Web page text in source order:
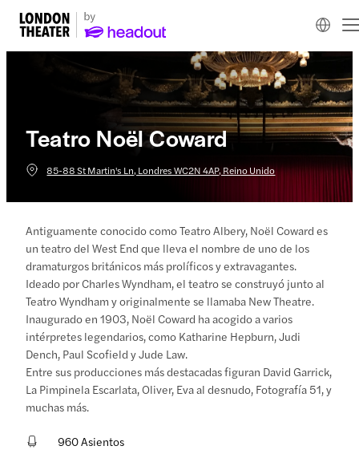
Teatro Noël Coward
85-88 St Martin's Ln, Londres WC2N 4AP, Reino Unido
Antiguamente conocido como Teatro Albery, Noël Coward es
un teatro del West End que lleva el nombre de uno de los
dramaturgos británicos más prolíficos y extravagantes.
Ideado por Charles Wyndham, el teatro se construyó junto al
Teatro Wyndham y originalmente se llamaba New Theatre.
Inaugurado en 1903, Noël Coward ha acogido a varios
intérpretes legendarios, como Katharine Hepburn, Judi
Dench, Paul Scofield y Jude Law.
Entre sus producciones más destacadas figuran David Garrick,
La Pimpinela Escarlata, Oliver, Eva al desnudo, Fotografía 51, y
muchas más.
960 Asientos